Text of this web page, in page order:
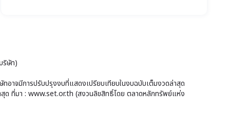
ริษัท)
อาจมีการปรับปรุงงบที่แสดงเปรียบเทียบในงบฉบับเต็มงวดล่าสุด
สุด ที่มา : www.set.or.th (สงวนลิขสิทธิ์โดย ตลาดหลักทรัพย์แห่ง